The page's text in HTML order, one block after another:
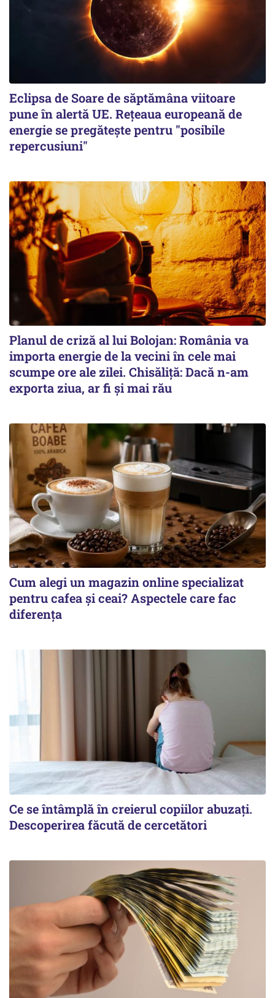
Eclipsa de Soare de săptămâna viitoare
pune în alertă UE. Rețeaua europeană de
energie se pregătește pentru "posibile
repercusiuni"
Planul de criză al lui Bolojan: România va
importa energie de la vecini în cele mai
scumpe ore ale zilei. Chisăliță: Dacă n-am
exporta ziua, ar fi și mai rău
Cum alegi un magazin online specializat
pentru cafea și ceai? Aspectele care fac
diferența
Ce se întâmplă în creierul copiilor abuzați.
Descoperirea făcută de cercetători